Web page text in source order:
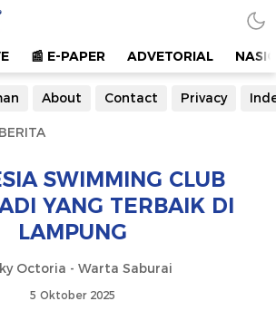
Terkini
📰 E-PAPER ADVETORIAL
About Contact Privacy
BERITA
SWIMMING CLUB
YANG TERBAIK DI
LAMPUNG
Octoria - Warta Saburai
5 Oktober 2025